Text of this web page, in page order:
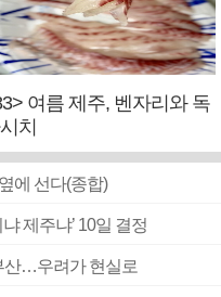
여름 제주, 벤자리와 독
치
에 선다(종합)
제주냐’ 10일 결정
산…우려가 현실로